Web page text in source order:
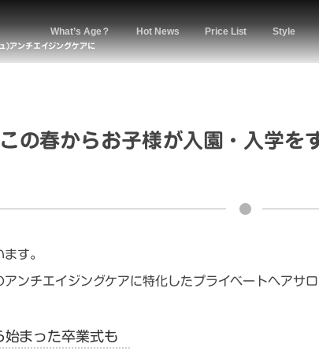
)アンチエイジングケアに
What’s Age？ Hot News Price List Style
この春からお子様が入園・入学を
す。
アンチエイジングケアに特化したプライベートヘアサ
始まった卒業式も